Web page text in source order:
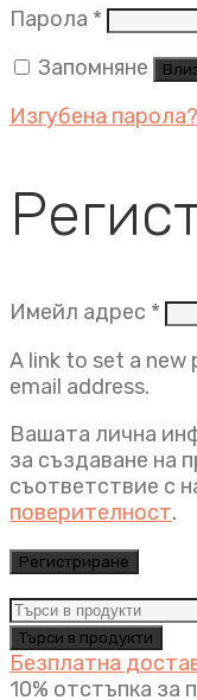
Парола *
Запомняне
Изгубена парола?
Имейл адрес *
A link to set a new
email address.
Вашата лична
за създаване на
съответствие с
поверителност.
Регистриране
Безплатна
10% отстъпка за